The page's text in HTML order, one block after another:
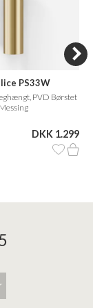
PS33W
PVD Børstet
Messing
DKK 1.299